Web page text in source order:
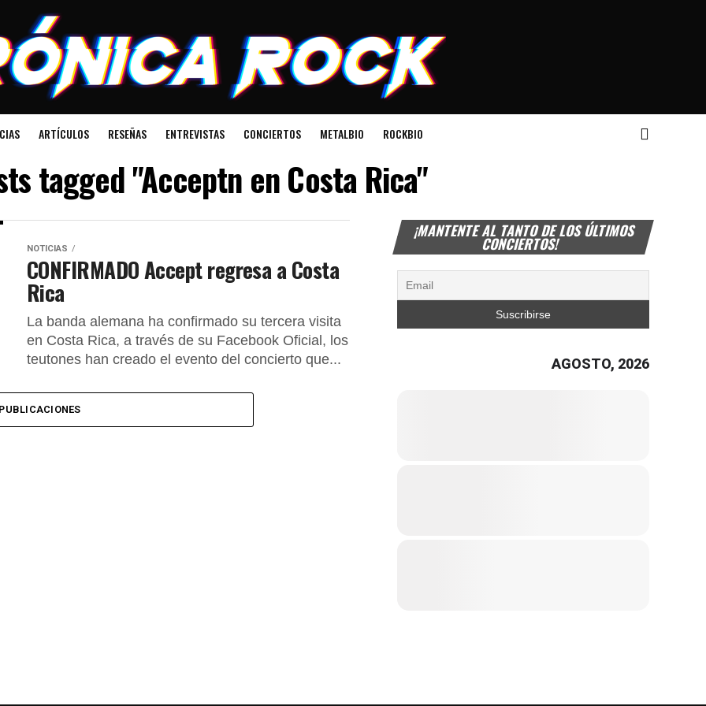
ARTÍCULOS RESEÑAS ENTREVISTAS CONCIERTOS METALBIO ROCKBIO
tagged "Acceptn en Costa Rica"
NOTICIAS
CONFIRMADO Accept regresa a Costa
Rica
La banda alemana ha confirmado su tercera visita
en Costa Rica, a través de su Facebook Oficial, los
teutones han creado el evento del concierto que...
¡MANTENTE AL TANTO DE LOS ÚLTIMOS
CONCIERTOS!
AGOSTO, 2026